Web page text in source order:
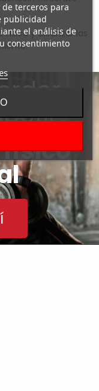
y alcanzar las
terceros para
publicidad
el análisis de
consentimiento